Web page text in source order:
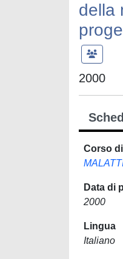
della
2000
Corso
Data di
2000
Lingua
Italiano